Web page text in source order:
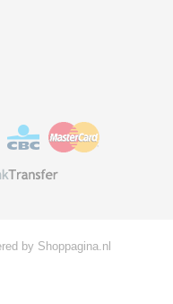
by Shoppagina.nl